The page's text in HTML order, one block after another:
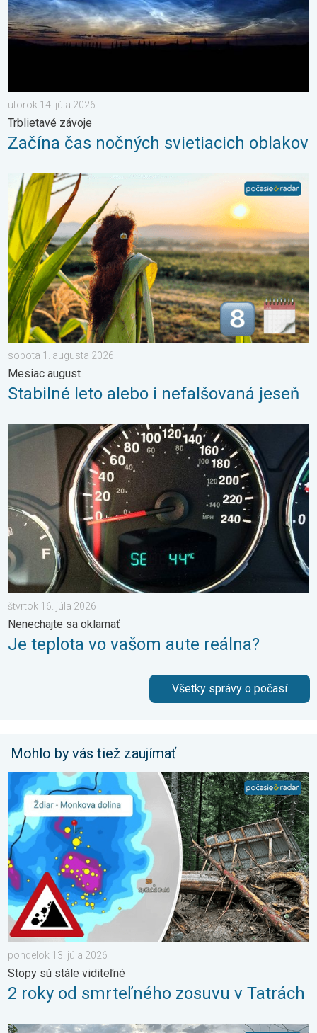
utorok 14. júla 2026
Trblietavé závoje
Začína čas nočných svietiacich oblakov
Stabilné leto alebo i nefalšovaná jeseň. Mesiac august. . .
sobota 1. augusta 2026
Mesiac august
Stabilné leto alebo i nefalšovaná jeseň
Je teplota vo vašom aute reálna?. Nenechajte sa oklamať. . .
štvrtok 16. júla 2026
Nenechajte sa oklamať
Je teplota vo vašom aute reálna?
Všetky správy o počasí
Mohlo by vás tiež zaujímať
2 roky od smrteľného zosuvu v Tatrách. Stopy sú stále
pondelok 13. júla 2026
Stopy sú stále viditeľné
2 roky od smrteľného zosuvu v Tatrách